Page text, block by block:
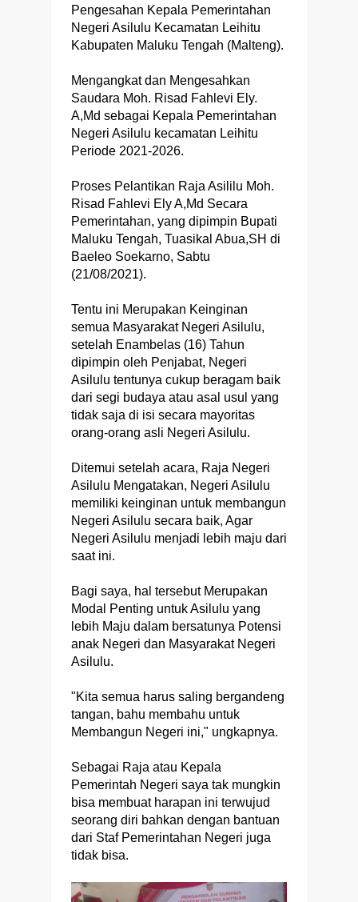
Pengesahan Kepala Pemerintahan
Negeri Asilulu Kecamatan Leihitu
Kabupaten Maluku Tengah (Malteng).
Mengangkat dan Mengesahkan
Saudara Moh. Risad Fahlevi Ely.
A,Md sebagai Kepala Pemerintahan
Negeri Asilulu kecamatan Leihitu
Periode 2021-2026.
Proses Pelantikan Raja Asililu Moh.
Risad Fahlevi Ely A,Md Secara
Pemerintahan, yang dipimpin Bupati
Maluku Tengah, Tuasikal Abua,SH di
Baeleo Soekarno, Sabtu
(21/08/2021).
Tentu ini Merupakan Keinginan
semua Masyarakat Negeri Asilulu,
setelah Enambelas (16) Tahun
dipimpin oleh Penjabat, Negeri
Asilulu tentunya cukup beragam baik
dari segi budaya atau asal usul yang
tidak saja di isi secara mayoritas
orang-orang asli Negeri Asilulu.
Ditemui setelah acara, Raja Negeri
Asilulu Mengatakan, Negeri Asilulu
memiliki keinginan untuk membangun
Negeri Asilulu secara baik, Agar
Negeri Asilulu menjadi lebih maju dari
saat ini.
Bagi saya, hal tersebut Merupakan
Modal Penting untuk Asilulu yang
lebih Maju dalam bersatunya Potensi
anak Negeri dan Masyarakat Negeri
Asilulu.
"Kita semua harus saling bergandeng
tangan, bahu membahu untuk
Membangun Negeri ini," ungkapnya.
Sebagai Raja atau Kepala
Pemerintah Negeri saya tak mungkin
bisa membuat harapan ini terwujud
seorang diri bahkan dengan bantuan
dari Staf Pemerintahan Negeri juga
tidak bisa.